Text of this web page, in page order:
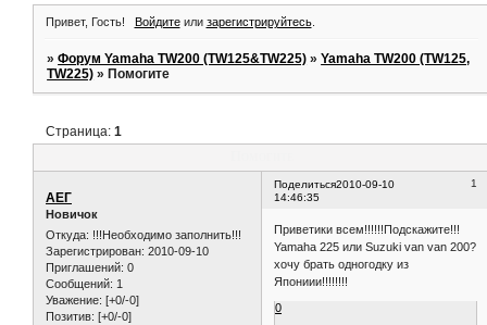
Привет, Гость! Войдитеили зарегистрируйтесь.
»Форум Yamaha TW200 (TW125&TW225) »Yamaha TW200 (TW125,
TW225) »Помогите
Страница:1
Поделиться 1
2010-09-10
14:46:35
АЕГ
Новичок
Откуда: !!!Необходимо заполнить!!!
Зарегистрирован: 2010-09-10
Приглашений: 0
Сообщений: 1
Уважение: [+0/-0]
Позитив: [+0/-0]
Приветики всем!!!!!!Подскажите!!!
Yamaha 225 или Suzuki van van 200?
хочу брать одногодку из
Япониии!!!!!!!!
0